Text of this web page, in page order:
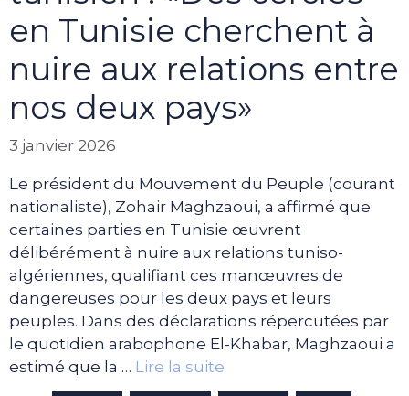
en Tunisie cherchent à
nuire aux relations entre
nos deux pays»
3 janvier 2026
Le président du Mouvement du Peuple (courant
nationaliste), Zohair Maghzaoui, a affirmé que
certaines parties en Tunisie œuvrent
délibérément à nuire aux relations tuniso-
algériennes, qualifiant ces manœuvres de
dangereuses pour les deux pays et leurs
peuples. Dans des déclarations répercutées par
le quotidien arabophone El-Khabar, Maghzaoui a
estimé que la … Lire la suite